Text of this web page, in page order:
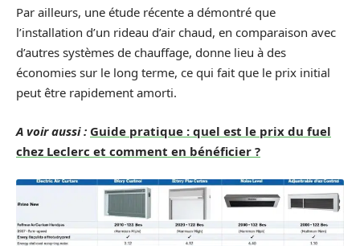
Par ailleurs, une étude récente a démontré que
l’installation d’un rideau d’air chaud, en comparaison avec
d’autres systèmes de chauffage, donne lieu à des
économies sur le long terme, ce qui fait que le prix initial
peut être rapidement amorti.
A voir aussi : Guide pratique : quel est le prix du fuel
chez Leclerc et comment en bénéficier ?